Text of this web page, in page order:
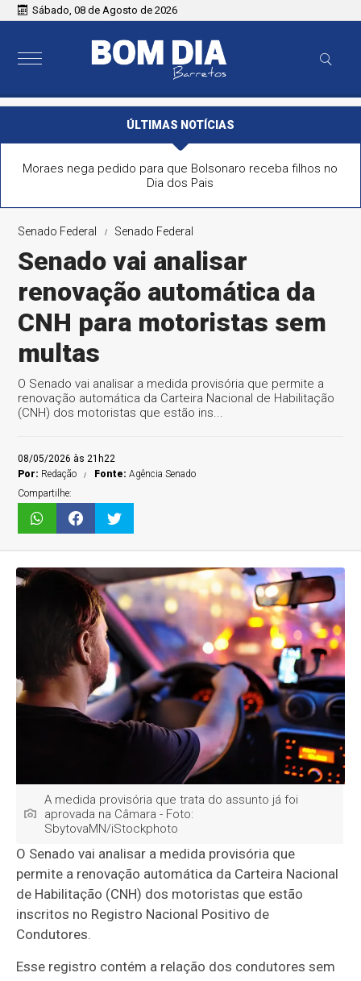
Sábado, 08 de Agosto de 2026
ÚLTIMAS NOTÍCIAS
Moraes nega pedido para que Bolsonaro receba filhos no
Dia dos Pais
Senado Federal Senado Federal
Senado vai analisar
renovação automática da
CNH para motoristas sem
multas
O Senado vai analisar a medida provisória que permite a
renovação automática da Carteira Nacional de Habilitação
(CNH) dos motoristas que estão ins...
08/05/2026 às 21h22
Por: Redação Fonte:Agência Senado
Compartilhe:
A medida provisória que trata do assunto já foi
aprovada na Câmara - Foto:
SbytovaMN/iStockphoto
O Senado vai analisar a medida provisória que
permite a renovação automática da Carteira Nacional
de Habilitação (CNH) dos motoristas que estão
inscritos no Registro Nacional Positivo de
Condutores.
Esse registro contém a relação dos condutores sem